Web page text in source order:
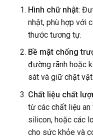
Hình chữ nhật:
nhật, phù hợp với
thước tương tự.
Bề mặt chống
đường rãnh hoặc
sát và giữ chặt
Chất liệu chất
từ các chất liệu
silicon, hoặc các
cho sức khỏe và